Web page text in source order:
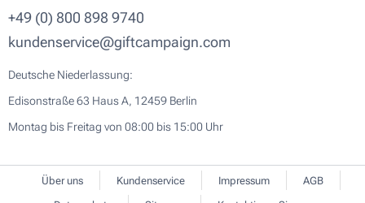
+49 (0) 800 898 9740
kundenservice@giftcampaign.com
Deutsche Niederlassung:
Edisonstraße 63 Haus A, 12459 Berlin
Montag bis Freitag von 08:00 bis 15:00 Uhr
Über uns Kundenservice Impressum
AGB